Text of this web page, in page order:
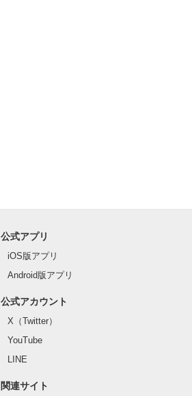
公式アプリ
iOS版アプリ
Android版アプリ
公式アカウント
X（Twitter）
YouTube
LINE
関連サイト